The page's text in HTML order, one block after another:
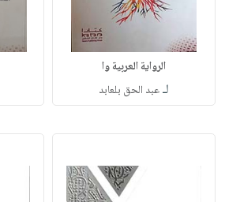
الرواية العربية وا
لـعبد الحق بلعابد